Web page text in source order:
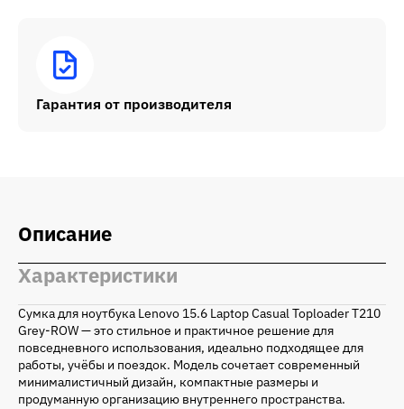
Гарантия от производителя
Описание
Характеристики
Сумка для ноутбука Lenovo 15.6 Laptop Casual Toploader T210
Grey-ROW — это стильное и практичное решение для
повседневного использования, идеально подходящее для
работы, учёбы и поездок. Модель сочетает современный
минималистичный дизайн, компактные размеры и
продуманную организацию внутреннего пространства.